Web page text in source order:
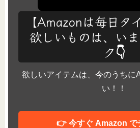
【Amazonは毎日タ
欲しいものは、い
ク👇
欲しいアイテムは、今のうちに
い！！
👉 今すぐ Amazon で